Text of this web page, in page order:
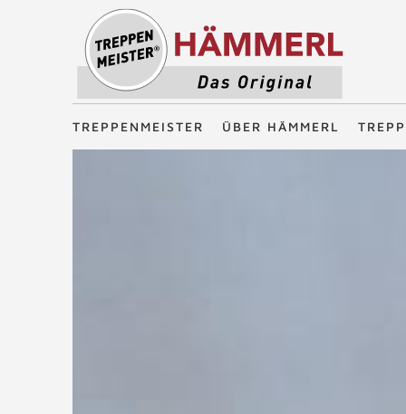
Treppenmeister - Das Original
TREPPENMEISTER ÜBER HÄMMERL